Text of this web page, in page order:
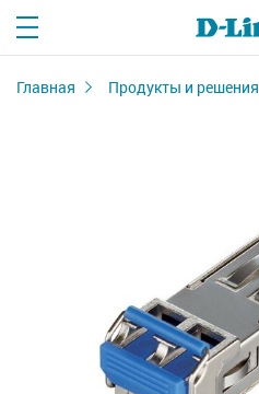
Главная Продукты и решения